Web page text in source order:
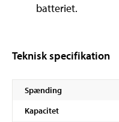
batteriet.
Teknisk specifikation
Spænding
Kapacitet